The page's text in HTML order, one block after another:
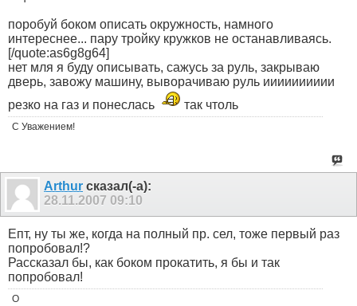
поробуй боком описать окружность, намного
интереснее... пару тройку кружков не останавливаясь.
[/quote:as6g8g64]
нет мля я буду описывать, сажусь за руль, закрываю
дверь, завожу машину, выворачиваю руль ииииииииии
резко на газ и понеслась
так чтоль
С Уважением!
Arthur сказал(-а):
28.11.2007 09:10
Епт, ну ты же, когда на полный пр. сел, тоже первый раз
попробовал!?
Рассказал бы, как боком прокатить, я бы и так
попробовал!
O